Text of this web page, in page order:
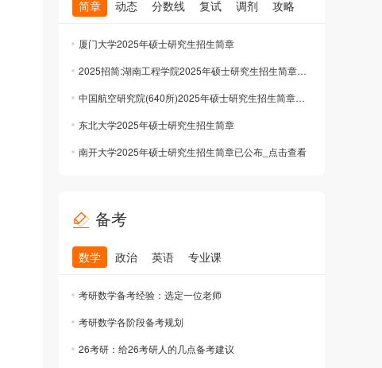
简章 动态 分数线 复试 调剂 攻略
厦门大学2025年硕士研究生招生简章
2025招简:湖南工程学院2025年硕士研究生招生简章已公布
中国航空研究院(640所)2025年硕士研究生招生简章公布已公布
东北大学2025年硕士研究生招生简章
南开大学2025年硕士研究生招生简章已公布_点击查看
备考
数学 政治 英语 专业课
考研数学备考经验：选定一位老师
考研数学各阶段备考规划
26考研：给26考研人的几点备考建议